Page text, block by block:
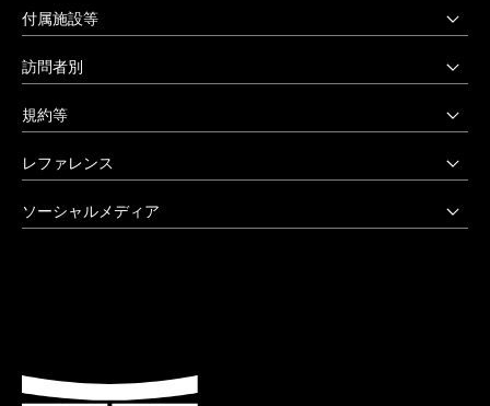
上野毛キャンパス
〒158-8558 東京都世田谷区上野毛3-15-34
03-3702-1141（代）
八王子キャンパス
〒192-0394 東京都八王子市鑓水2-1723
付属施設等
多摩美術大学図書館
多摩美術大学美術館
アートテーク
アートアーカイヴセンター
生涯学習センター
訪問者別
受験生の方へ
受験上の配慮をご希望の方へ
在学生の方へ
卒業生の方へ
規約等
公益通報窓口
非常時の対応
激甚災害等の特別支援について
大学評価（認証評価）
教育情報の公表
レファレンス
創立90周年記念事業
卒業制作優秀作品集
ソーシャルメディア